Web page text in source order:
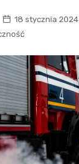
18 stycznia 2024